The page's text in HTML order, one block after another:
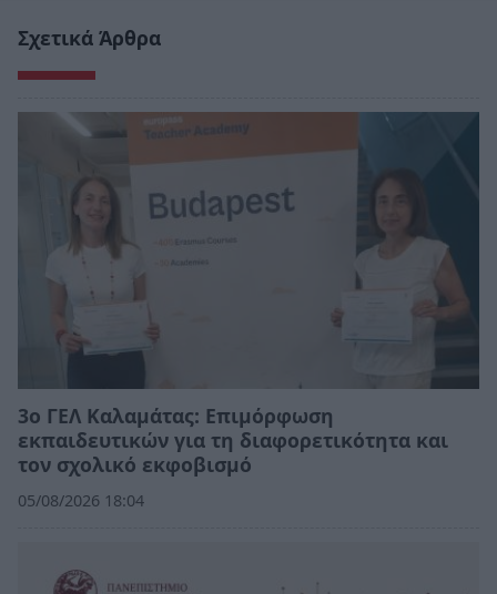
Σχετικά Άρθρα
3ο ΓΕΛ Καλαμάτας: Επιμόρφωση
εκπαιδευτικών για τη διαφορετικότητα και
τον σχολικό εκφοβισμό
05/08/2026 18:04